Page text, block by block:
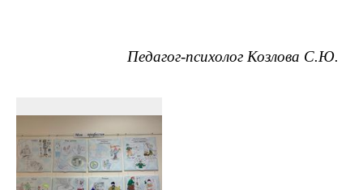
Педагог-психолог Козлова С.Ю.